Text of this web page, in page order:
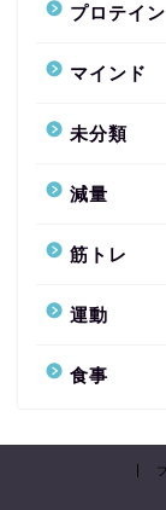
プロテイン
マインド
未分類
減量
筋トレ
運動
食事